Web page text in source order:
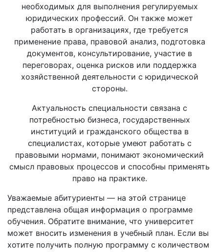
необходимых для выполнения регулируемых
юридических профессий. Он также может
работать в организациях, где требуется
применение права, правовой анализ, подготовка
документов, консультирование, участие в
переговорах, оценка рисков или поддержка
хозяйственной деятельности с юридической
стороны.
Актуальность специальности связана с
потребностью бизнеса, государственных
институций и гражданского общества в
специалистах, которые умеют работать с
правовыми нормами, понимают экономический
смысл правовых процессов и способны применять
право на практике.
Уважаемые абитуриенты — на этой странице
представлена общая информация о программе
обучения. Обратите внимание, что университет
может вносить изменения в учебный план. Если вы
хотите получить полную программу с количеством